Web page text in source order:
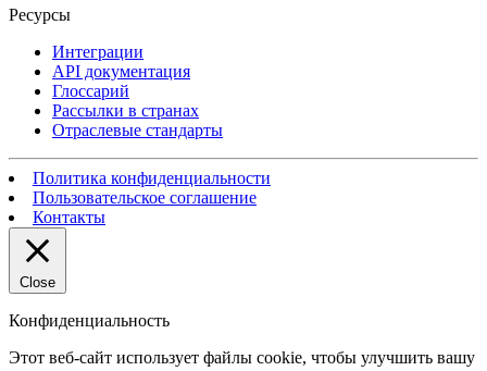
Ресурсы
Интеграции
API документация
Глоссарий
Рассылки в странах
Отраслевые стандарты
Политика конфиденциальности
Пользовательское соглашение
Контакты
Close
Конфиденциальность
Этот веб-сайт использует файлы cookie, чтобы улучшить вашу